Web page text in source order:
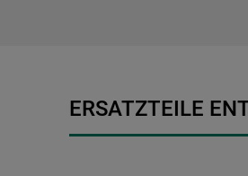
ERSATZTEILE